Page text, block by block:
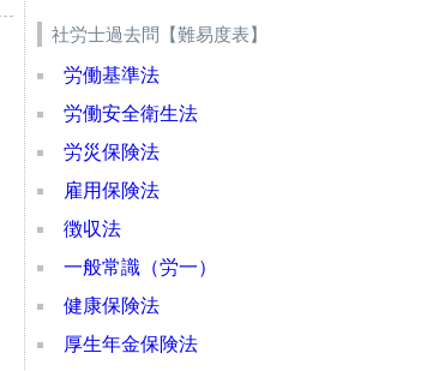
社労士過去問【難易度表】
労働基準法
労働安全衛生法
労災保険法
雇用保険法
徴収法
一般常識（労一）
健康保険法
厚生年金保険法